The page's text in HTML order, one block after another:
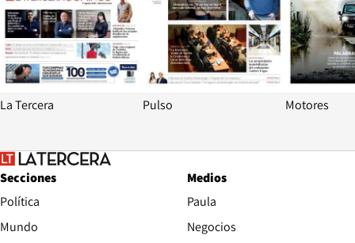
La Tercera Pulso Motores
Secciones
Política
Mundo
Medios
Paula
Negocios